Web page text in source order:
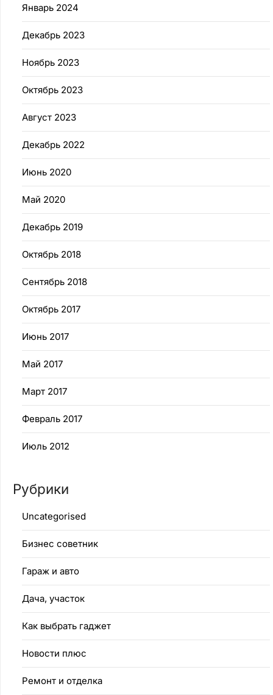
Январь 2024
Декабрь 2023
Ноябрь 2023
Октябрь 2023
Август 2023
Декабрь 2022
Июнь 2020
Май 2020
Декабрь 2019
Октябрь 2018
Сентябрь 2018
Октябрь 2017
Июнь 2017
Май 2017
Март 2017
Февраль 2017
Июль 2012
Рубрики
Uncategorised
Бизнес советник
Гараж и авто
Дача, участок
Как выбрать гаджет
Новости плюс
Ремонт и отделка